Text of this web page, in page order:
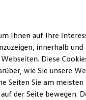
Ihnen auf Ihre
innerhalb und
Diese
wie Sie unsere
Seiten Sie am meisten
der Seite bewegen.